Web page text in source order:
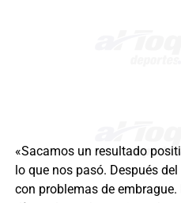
«Sacamos un resultado
lo que nos pasó. Después
con problemas de